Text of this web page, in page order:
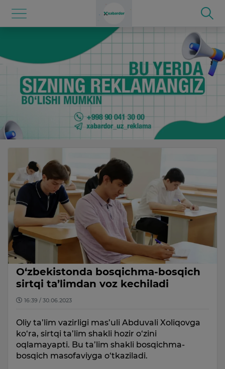
O‘zbekistonda bosqichma-bosqich
sirtqi ta’limdan voz kechiladi
16:39 / 30.06.2023
Oliy ta’lim vazirligi mas’uli Abduvali Xoliqovga
ko‘ra, sirtqi ta’lim shakli hozir o‘zini
oqlamayapti. Bu ta’lim shakli bosqichma-
bosqich masofaviyga o‘tkaziladi.